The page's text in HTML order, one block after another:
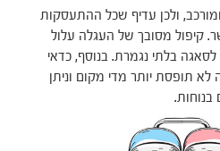
ולכן עדיף שכל ההתעסקות
קיפול מסובך של העגלה עלול
בלתי נגמרת. בנוסף, כדאי
תופסת יותר מדי מקום וניתן